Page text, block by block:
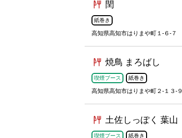
閏
紙巻き
高知県高知市はりまや町１-６-７
焼鳥 まろばし
喫煙ブース 紙巻き
高知県高知市はりまや町２-１３-９
土佐しっぽく 葉山
喫煙ブース 紙巻き